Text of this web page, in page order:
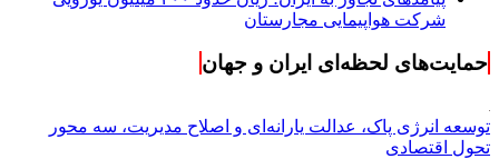
شرکت هواپیمایی مجارستان
حمایت‌های لحظه‌ای ایران و جهان
توسعه انرژی پاک، عدالت یارانه‌ای و اصلاح مدیریت، سه محور
تحول اقتصادی